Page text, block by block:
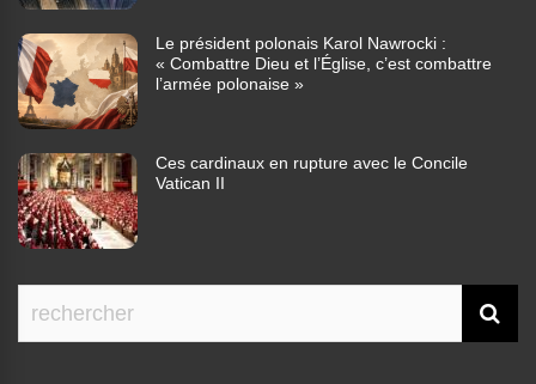
Le président polonais Karol Nawrocki :
« Combattre Dieu et l’Église, c’est combattre
l’armée polonaise »
Ces cardinaux en rupture avec le Concile
Vatican II